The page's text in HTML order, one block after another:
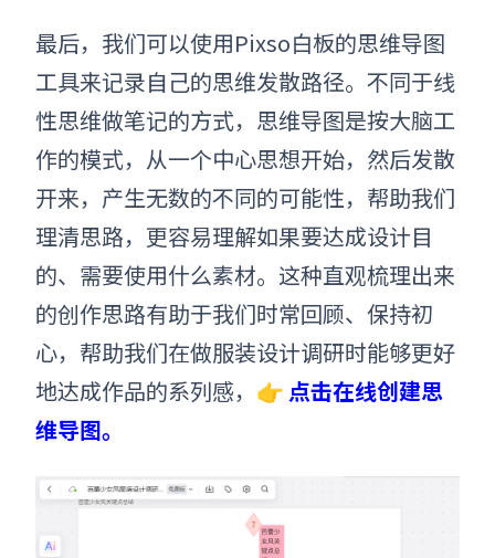
最后，我们可以使用Pixso白板的思维导图
工具来记录自己的思维发散路径。 不同于线
性思维做笔记的方式，思维导图是按大脑工
作的模式，从一个中心思想开始，然后发散
开来，产生无数的不同的可能性，帮助我们
理清思路，更容易理解如果要达成设计目
的、 需要使用什么素材。 这种直观梳理出来
的创作思路有助于我们时常回顾、保持初
心，帮助我们在做服装设计调研时能够更好
地达成作品的系列感，👉 点击在线创建思
维导图。